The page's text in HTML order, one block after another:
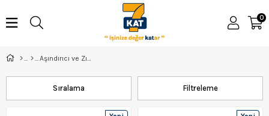
0
Filtreleme
Sıralama